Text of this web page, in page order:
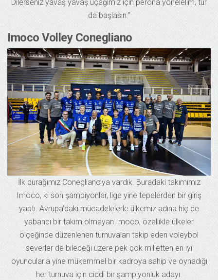
Dilerseniz yavaş yavaş uçağımız için perona yönelelim, tur
da başlasın.”
Imoco Volley Conegliano
İlk durağımız Conegliano’ya vardık. Buradaki takımımız
Imoco, ki son şampiyonlar, lige yine tepelerden bir giriş
yaptı. Avrupa’daki mücadelelerle ülkemiz adına hiç de
yabancı bir takım olmayan Imoco, özellikle ülkeler
ölçeğinde düzenlenen turnuvaları takip eden voleybol
severler de bileceği üzere pek çok milletten en iyi
oyuncularla yine mükemmel bir kadroya sahip ve oynadığı
her turnuva için ciddi bir şampiyonluk adayı.